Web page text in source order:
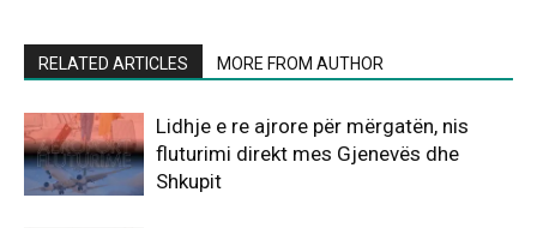
RELATED ARTICLES MORE FROM AUTHOR
Lidhje e re ajrore për mërgatën, nis
fluturimi direkt mes Gjenevës dhe
Shkupit